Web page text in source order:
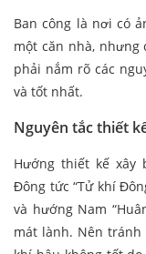
Ban công là nơi có
một căn nhà, nhưng
phải nắm rõ các
và tốt nhất.
Nguyên tắc thiết
Hướng thiết kế xây
Đông tức “Tử khí
và hướng Nam
mát lành. Nên tránh